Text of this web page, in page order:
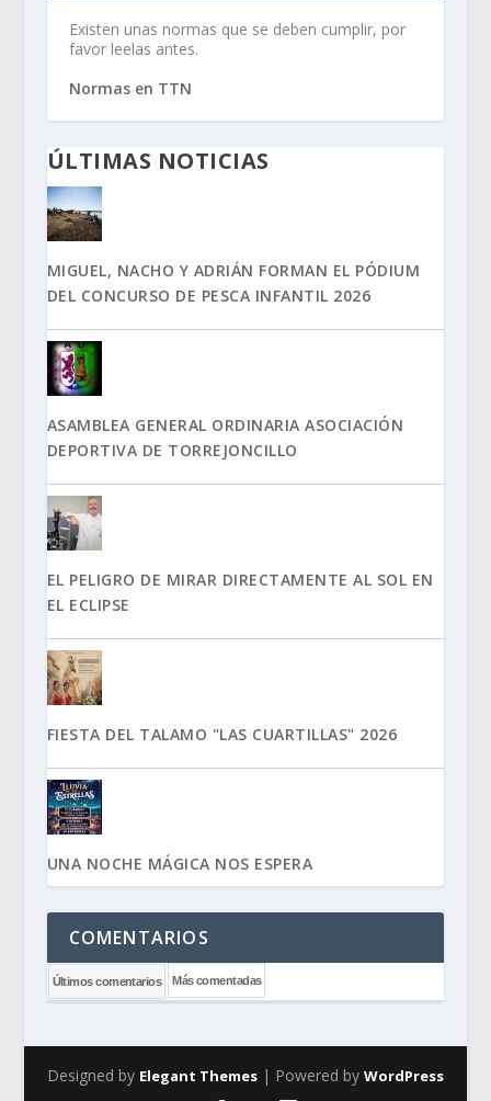
Existen unas normas que se deben cumplir, por
favor leelas antes.
Normas en TTN
ÚLTIMAS NOTICIAS
MIGUEL, NACHO Y ADRIÁN FORMAN EL PÓDIUM
DEL CONCURSO DE PESCA INFANTIL 2026
ASAMBLEA GENERAL ORDINARIA ASOCIACIÓN
DEPORTIVA DE TORREJONCILLO
EL PELIGRO DE MIRAR DIRECTAMENTE AL SOL EN
EL ECLIPSE
FIESTA DEL TALAMO "LAS CUARTILLAS" 2026
UNA NOCHE MÁGICA NOS ESPERA
COMENTARIOS
Últimos comentarios Más comentadas
Designed by Elegant Themes| Powered by WordPress